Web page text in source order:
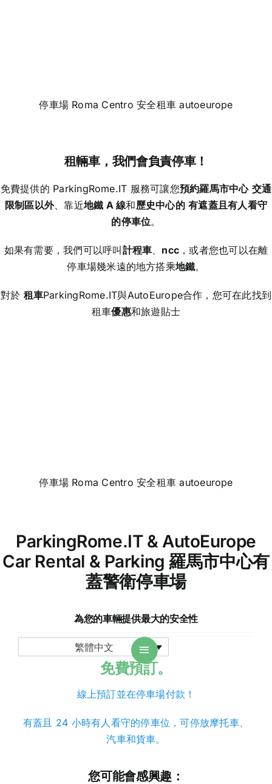
停車場 Roma Centro 安全租車 autoeurope
租輛車，我們會負責停車！
免費提供的 ParkingRome.IT 服務可讓您預約羅馬市中心 交通
限制區以外、靠近地鐵 A 線和歷史中心的 有遮蓋且有人看守
的停車位。
如果有需要，我們可以呼叫計程車 ncc ，或者您也可以在離
停車場幾米遠的地方搭乘地鐵。
對於 租車ParkingRome.IT與AutoEurope合作，您可在此找到
租車優惠和旅遊貼士
停車場 Roma Centro 安全租車 autoeurope
ParkingRome.IT & AutoEurope
Car Rental & Parking 羅馬市中心有
蓋警衛停車場
為您的車輛提供最大的安全性
繁體中文
免費預訂。
線上預訂並在停車場付款！
有蓋且 24 小時有人看守的停車位，可停放摩托車、
汽車和貨車。
您可能會感興趣：